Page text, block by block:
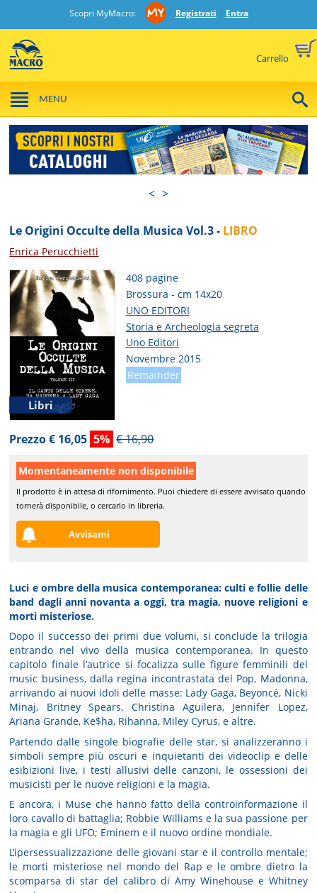
Scopri MyMacro: Registrati Entra
Carrello
MENU
< >
Le Origini Occulte della Musica Vol.3 - LIBRO
Enrica Perucchietti
Libri
408 pagine
Brossura - cm 14x20
UNO EDITORI
Storia e Archeologia segreta
Uno Editori
Novembre 2015
Remainder
Prezzo € 16,05 5% € 16,90
Momentaneamente non disponibile
Il prodotto è in attesa di rifornimento. Puoi chiedere di essere avvisato quando
tornerà disponibile, o cercarlo in libreria.
Avvisami
Luci e ombre della musica contemporanea: culti e follie delle
band dagli anni novanta a oggi, tra magia, nuove religioni e
morti misteriose.
Dopo il successo dei primi due volumi, si conclude la trilogia
entrando nel vivo della musica contemporanea. In questo
capitolo finale l’autrice si focalizza sulle figure femminili del
music business, dalla regina incontrastata del Pop, Madonna,
arrivando ai nuovi idoli delle masse: Lady Gaga, Beyoncé, Nicki
Minaj, Britney Spears, Christina Aguilera, Jennifer Lopez,
Ariana Grande, Ke$ha, Rihanna, Miley Cyrus, e altre.
Partendo dalle singole biografie delle star, si analizzeranno i
simboli sempre più oscuri e inquietanti dei videoclip e delle
esibizioni live, i testi allusivi delle canzoni, le ossessioni dei
musicisti per le nuove religioni e la magia.
E ancora, i Muse che hanno fatto della controinformazione il
loro cavallo di battaglia; Robbie Williams e la sua passione per
la magia e gli UFO; Eminem e il nuovo ordine mondiale.
L’ipersessualizzazione delle giovani star e il controllo mentale;
le morti misteriose nel mondo del Rap e le ombre dietro la
scomparsa di star del calibro di Amy Winehouse e Whitney